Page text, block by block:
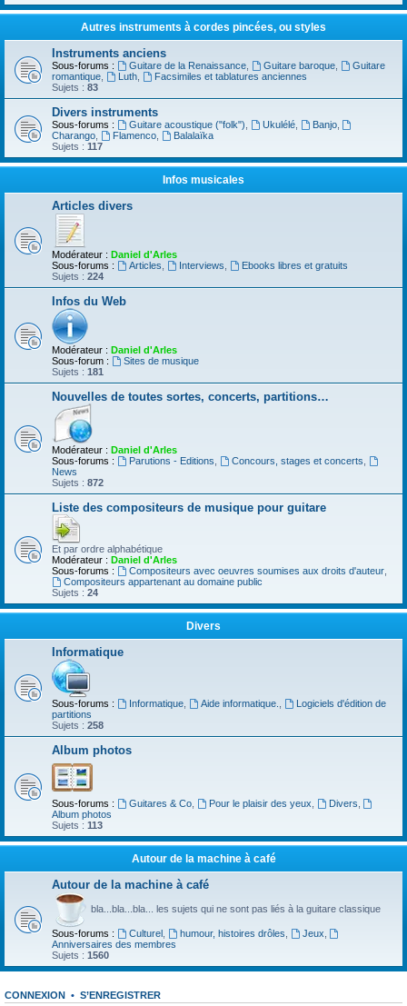
Autres instruments à cordes pincées, ou styles
Instruments anciens
Sous-forums : Guitare de la Renaissance, Guitare baroque,
Guitare
romantique
Luth,
Facsimiles et tablatures anciennes
Sujets : 83
Divers instruments
Sous-forums : Guitare acoustique ("folk") Ukulélé, Banjo,
Charango
Flamenco,
Balalaïka
Sujets : 117
Infos musicales
Articles divers
Modérateur : Daniel d'Arles
Sous-forums :
Articles Interviews
Ebooks libres et gratuits
Sujets : 224
Infos du Web
Modérateur : Daniel d'Arles
Sous-forum :
Sites de musique
Sujets : 181
Nouvelles de toutes sortes, concerts, partitions…
Modérateur : Daniel d'Arles
Sous-forums :
Parutions - Editions Concours, stages et concerts
News
Sujets : 872
Liste des compositeurs de musique pour guitare
Et par ordre alphabétique
Modérateur : Daniel d'Arles
Sous-forums :
Compositeurs avec oeuvres soumises aux droits d'auteur,
Compositeurs appartenant au domaine public
Sujets : 24
Divers
Informatique
Sous-forums : Informatique, Aide informatique.
Logiciels d'édition de
partitions
Sujets : 258
Album photos
Sous-forums : Guitares & Co, Pour le plaisir des yeux Divers
Album photos
Sujets : 113
Autour de la machine à café
Autour de la machine à café
bla...bla...bla... les sujets qui ne sont pas liés à la guitare classique
Sous-forums : Culturel, humour, histoires drôles Jeux
Anniversaires des membres
Sujets : 1560
CONNEXION • S’ENREGISTRER